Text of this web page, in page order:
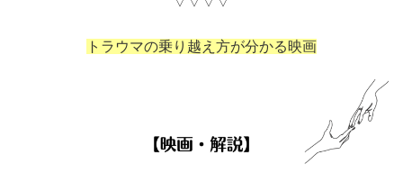
トラウマの乗り越え方が分かる映画